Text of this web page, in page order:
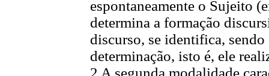
espontaneamente o Sujeito
determina a formação
discurso, se identifica,
determinação, isto é, ele
2 A segunda modalidade